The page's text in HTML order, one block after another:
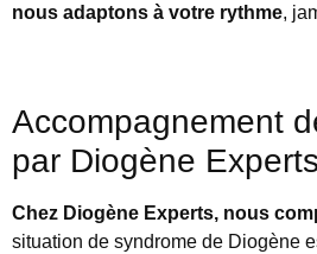
nous adaptons à votre rythme,
Accompagnement
par Diogène Experts
Chez Diogène Experts, nous
situation de syndrome de Diogène